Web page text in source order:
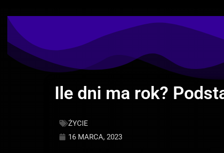
Ile dni ma rok?
ŻYCIE
16 MARCA, 2023